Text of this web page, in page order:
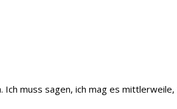
muss sagen, ich mag es